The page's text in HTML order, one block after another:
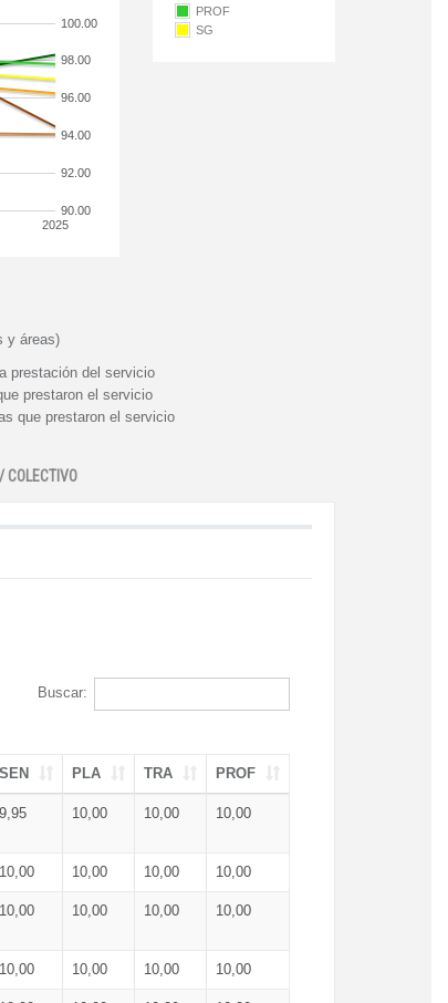
2025
90.00
92.00
94.00
96.00
98.00
100.00
PROF
SG
y áreas)
prestación del servicio
prestaron el servicio
que prestaron el servicio
COLECTIVO
Buscar:
SEN PLA TRA PROF
9,95 10,00 10,00 10,00
10,00 10,00 10,00 10,00
10,00 10,00 10,00 10,00
10,00 10,00 10,00 10,00